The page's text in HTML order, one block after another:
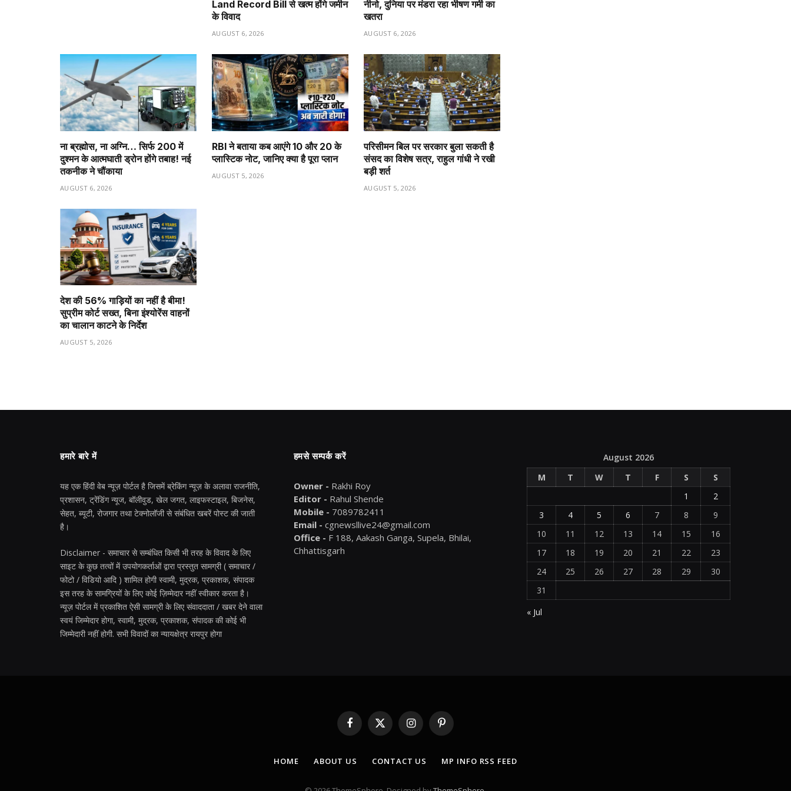
Land Record Bill से खत्म होंगे जमीन
के विवाद
AUGUST 6, 2026
नीनो, दुनिया पर मंडरा रहा भीषण गर्मी का
खतरा
AUGUST 6, 2026
ना ब्रह्मोस, ना अग्नि… सिर्फ ₹200 में
दुश्मन के आत्मघाती ड्रोन होंगे तबाह! नई
तकनीक ने चौंकाया
AUGUST 6, 2026
RBI ने बताया कब आएंगे ₹10 और ₹20 के
प्लास्टिक नोट, जानिए क्या है पूरा प्लान
AUGUST 5, 2026
परिसीमन बिल पर सरकार बुला सकती है
संसद का विशेष सत्र, राहुल गांधी ने रखी
बड़ी शर्त
AUGUST 5, 2026
देश की 56% गाड़ियों का नहीं है बीमा!
सुप्रीम कोर्ट सख्त, बिना इंश्योरेंस वाहनों
का चालान काटने के निर्देश
AUGUST 5, 2026
हमारे बारे में
यह एक हिंदी वेब न्यूज़ पोर्टल है जिसमें ब्रेकिंग न्यूज़ के अलावा राजनीति,
प्रशासन, ट्रेंडिंग न्यूज, बॉलीवुड, खेल जगत, लाइफस्टाइल, बिजनेस,
सेहत, ब्यूटी, रोजगार तथा टेक्नोलॉजी से संबंधित खबरें पोस्ट की जाती
है।
Disclaimer - समाचार से सम्बंधित किसी भी तरह के विवाद के लिए
साइट के कुछ तत्वों में उपयोगकर्ताओं द्वारा प्रस्तुत सामग्री ( समाचार /
फोटो / विडियो आदि ) शामिल होगी स्वामी, मुद्रक, प्रकाशक, संपादक
इस तरह के सामग्रियों के लिए कोई ज़िम्मेदार नहीं स्वीकार करता है।
न्यूज़ पोर्टल में प्रकाशित ऐसी सामग्री के लिए संवाददाता / खबर देने वाला
स्वयं जिम्मेदार होगा, स्वामी, मुद्रक, प्रकाशक, संपादक की कोई भी
जिम्मेदारी नहीं होगी. सभी विवादों का न्यायक्षेत्र रायपुर होगा
हमसे सम्पर्क करें
Owner - Rakhi Roy
Editor - Rahul Shende
Mobile - 7089782411
Email - cgnewsllive24@gmail.com
Office - F 188, Aakash Ganga, Supela, Bhilai,
Chhattisgarh
August 2026
M
T W T F S
S
1
2
3
4 5 6 7 8
9
10
11 12 13 14 15
16
17
18 19 20 21 22
23
24
25 26 27 28 29
30
31
« Jul
Facebook
X
(Twitter)
InstagramPinterest
HOME ABOUT US CONTACT US MP INFO RSS FEED